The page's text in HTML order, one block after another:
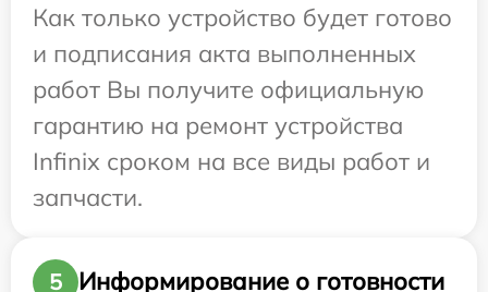
Как только устройство будет готово
и подписания акта выполненных
работ Вы получите официальную
гарантию на ремонт устройства
Infinix сроком на все виды работ и
запчасти.
5
Информирование о готовности